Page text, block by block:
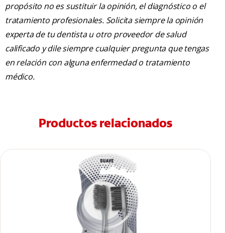
propósito no es sustituir la opinión, el diagnóstico o el
tratamiento profesionales. Solicita siempre la opinión
experta de tu dentista u otro proveedor de salud
calificado y dile siempre cualquier pregunta que tengas
en relación con alguna enfermedad o tratamiento
médico.
Productos relacionados